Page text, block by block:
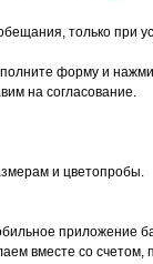
только при
форму и
на согласование.
и цветопробы.
приложение
вместе со счетом,